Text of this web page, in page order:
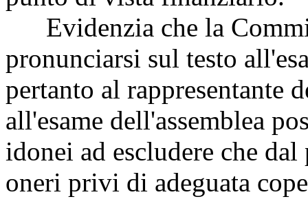
Evidenzia che la
pronunciarsi sul testo
pertanto al rappresentante
all'esame dell'assemblea
idonei ad escludere che
oneri privi di adeguata